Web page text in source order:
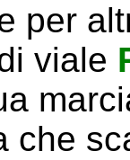
per
viale
che